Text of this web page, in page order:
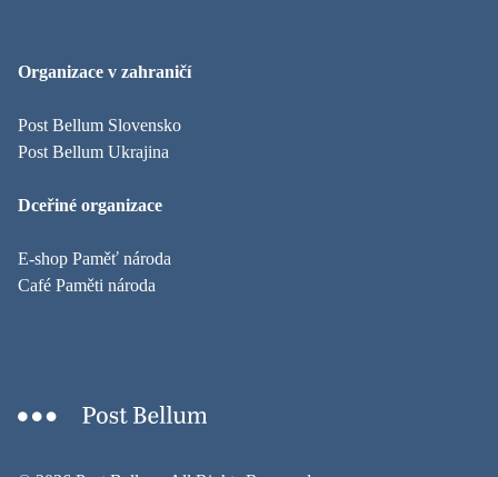
Organizace v zahraničí
Post Bellum Slovensko
Post Bellum Ukrajina
Dceřiné organizace
E-shop Paměť národa
Café Paměti národa